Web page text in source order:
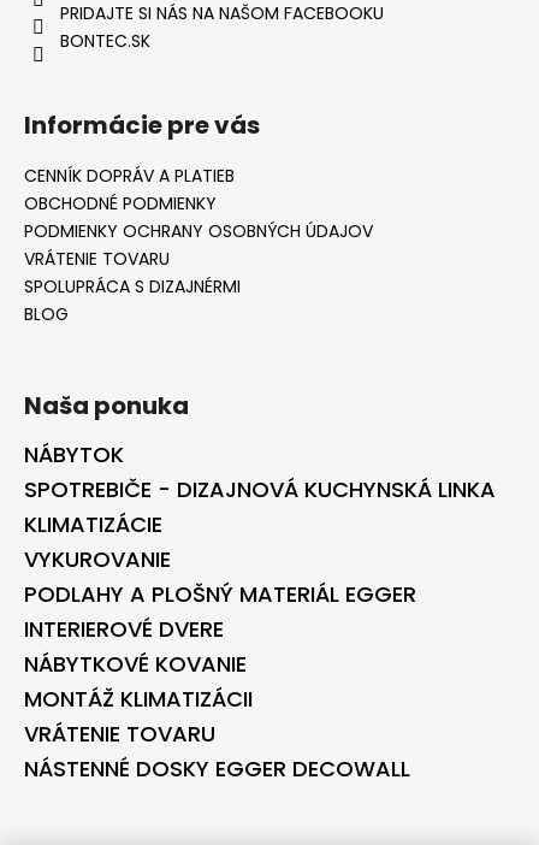
PRIDAJTE SI NÁS NA NAŠOM FACEBOOKU
BONTEC.SK
Informácie pre vás
CENNÍK DOPRÁV A PLATIEB
OBCHODNÉ PODMIENKY
PODMIENKY OCHRANY OSOBNÝCH ÚDAJOV
VRÁTENIE TOVARU
SPOLUPRÁCA S DIZAJNÉRMI
BLOG
Naša ponuka
NÁBYTOK
SPOTREBIČE - DIZAJNOVÁ KUCHYNSKÁ LINKA
KLIMATIZÁCIE
VYKUROVANIE
PODLAHY A PLOŠNÝ MATERIÁL EGGER
INTERIEROVÉ DVERE
NÁBYTKOVÉ KOVANIE
MONTÁŽ KLIMATIZÁCII
VRÁTENIE TOVARU
NÁSTENNÉ DOSKY EGGER DECOWALL